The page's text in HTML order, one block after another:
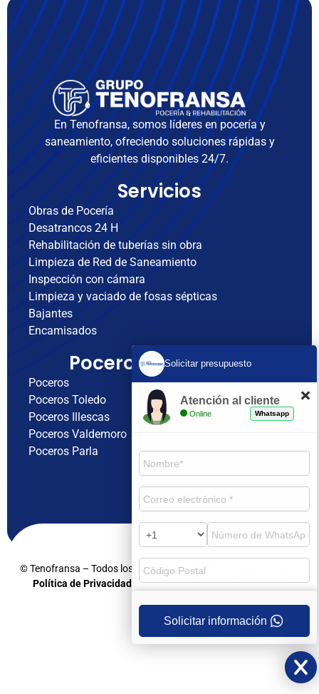
En Tenofransa, somos líderes en pocería y
saneamiento, ofreciendo soluciones rápidas y
eficientes disponibles 24/7.
Servicios
Obras de Pocería
Desatrancos 24 H
Rehabilitación de tuberías sin obra
Limpieza de Red de Saneamiento
Inspección con cámara
Limpieza y vaciado de fosas sépticas
Bajantes
Encamisados
Poceros cerca de ti
Poceros
Poceros Toledo
Poceros Illescas
Poceros Valdemoro
Poceros Parla
© Tenofransa – Todos los derechos reservados –
Política de Privacidad – Política de Cookies– Mapa Web
Solicitar presupuesto
Atención al cliente
Online Whatsapp
Solicitar información